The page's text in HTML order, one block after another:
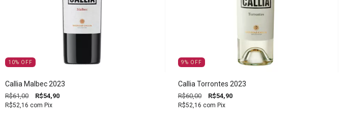
10% OFF
Callia Malbec 2023
R$61,00 R$54,90
R$52,16 com Pix
9% OFF
Callia Torrontes 2023
R$60,00 R$54,90
R$52,16 com Pix